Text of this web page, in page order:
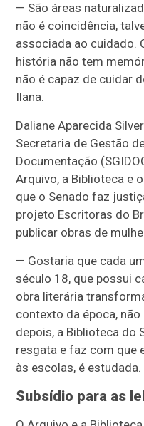
— São áreas
não é coincidência,
associada ao cuidado.
história não tem
não é capaz de cuidar
Ilana.
Daliane Aparecida
Secretaria de Gestão
Documentação
Arquivo, a Biblioteca e
que o Senado faz
projeto Escritoras do
publicar obras de
— Gostaria que cada
século 18, que possui
obra literária
contexto da época,
depois, a Biblioteca do
resgata e faz com que
às escolas, é
Subsídio para as